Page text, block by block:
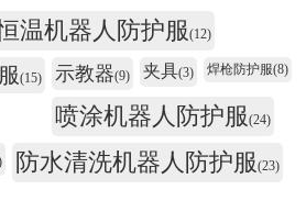
温机器人防护服(12)
(15) 示教器(9) 夹具(3) 焊枪防护服(8)
喷涂机器人防护服(24)
防水清洗机器人防护服(23)